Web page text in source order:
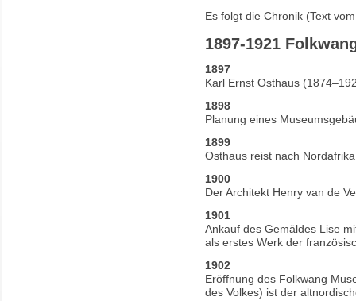
Es folgt die Chronik (Text
1897-1921
1897
Karl Ernst Osthaus
1898
Planung eines
1899
Osthaus reist nach
1900
Der Architekt Henry van de
1901
Ankauf des Gemäldes Lise
als erstes Werk der
1902
Eröffnung des Folkwang
des Volkes) ist der